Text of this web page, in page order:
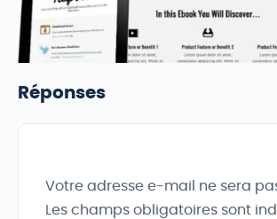
Réponses
Votre adresse e-mail ne sera
Les champs obligatoires sont